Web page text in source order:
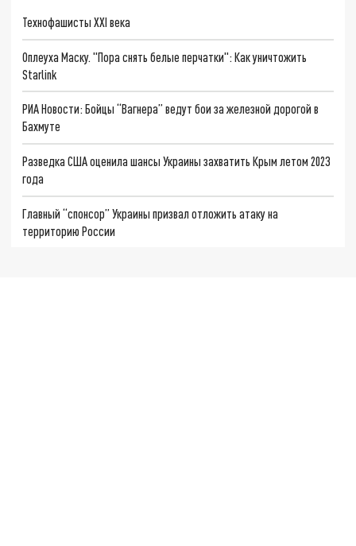
Технофашисты XXI века
Оплеуха Маску. "Пора снять белые перчатки": Как уничтожить
Starlink
РИА Новости: Бойцы “Вагнера” ведут бои за железной дорогой в
Бахмуте
Разведка США оценила шансы Украины захватить Крым летом 2023
года
Главный “спонсор” Украины призвал отложить атаку на
территорию России